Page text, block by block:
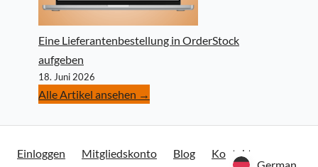
Eine Lieferantenbestellung in OrderStock
aufgeben
18. Juni 2026
Alle Artikel ansehen →
Einloggen Mitgliedskonto Blog
Kontakt